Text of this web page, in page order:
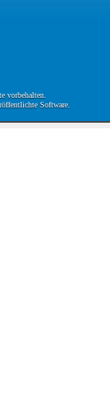
vorbehalten.
Software.